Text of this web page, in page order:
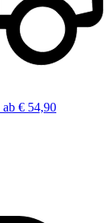
ab € 54,90